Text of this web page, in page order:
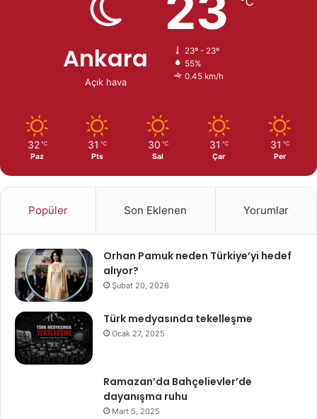
Ankara
Açık hava
23º - 23º
55%
0.45 km/h
32 ℃
Paz
31 ℃
Pts
30 ℃
Sal
31 ℃
Çar
31 ℃
Per
Popüler Son Eklenen Yorumlar
Orhan Pamuk neden Türkiye’yi hedef
alıyor?
Şubat 20, 2026
Türk medyasında tekelleşme
Ocak 27, 2025
Ramazan’da Bahçelievler’de
dayanışma ruhu
Mart 5, 2025